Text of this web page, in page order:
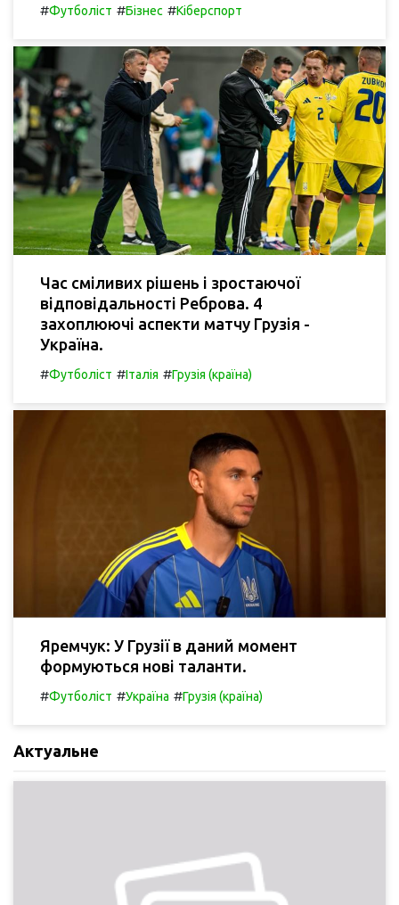
#Футболіст #Бізнес #Кіберспорт
Час сміливих рішень і зростаючої
відповідальності Реброва. 4
захоплюючі аспекти матчу Грузія -
Україна.
#Футболіст #Італія #Грузія (країна)
Яремчук: У Грузії в даний момент
формуються нові таланти.
#Футболіст #Україна #Грузія (країна)
Актуальне